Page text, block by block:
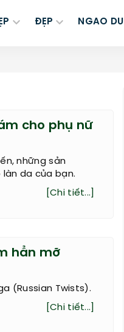
ĐẸP NGAO DU
cho phụ nữ
những sản
da của bạn.
[Chi tiết...]
hẳn mỡ
(Russian Twists).
[Chi tiết...]